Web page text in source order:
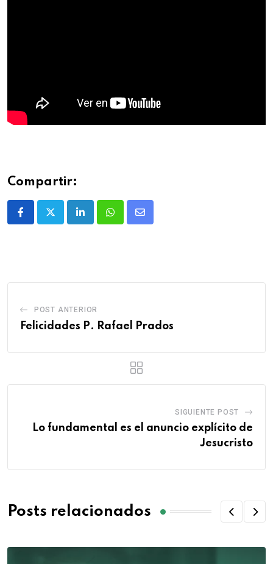
Compartir:
POST ANTERIOR
Felicidades P. Rafael Prados
SIGUIENTE POST
Lo fundamental es el anuncio explícito de
Jesucristo
Posts relacionados